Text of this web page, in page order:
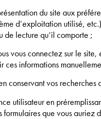
du site aux
d’exploitation utilisé,
de lecture qu’il comporte ;
vous connectez sur le
ces informations
conservant vos
utilisateur en
que vous auriez